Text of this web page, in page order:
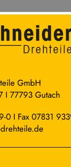
GmbH
I 77793 Gutach
0 I Fax 07831